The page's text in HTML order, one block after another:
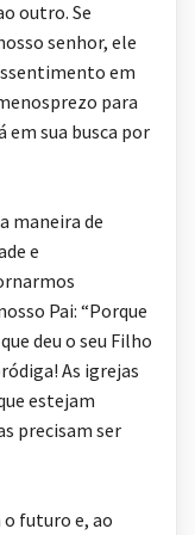
outro. Se
senhor, ele
em
para
em sua busca por
maneira de
e
Pai: “Porque
deu o seu Filho
As igrejas
estejam
precisam ser
futuro e, ao